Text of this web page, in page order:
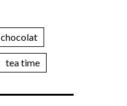
chocolat
tea time